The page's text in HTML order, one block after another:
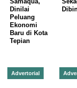
Dinilai
Peluang
Ekonomi
Baru di Kota
Tepian
Advertorial